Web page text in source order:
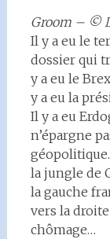
Groom – ©
Il y a eu le
dossier qui
y a eu le
y a eu la
Il y a eu
n’épargne
la jungle de
la gauche
vers la
chômage…